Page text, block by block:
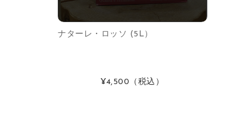
ナターレ・ロッソ (5L）
¥4,500 （税込）